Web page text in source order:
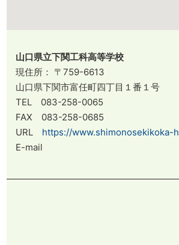
山口県立下関工科高等学校
現住所： 〒759-6613
山口県下関市富任町四丁目１番１号
TEL 083-258-0065
FAX 083-258-0685
URL https://www.shimonosekikoka-
E-mail